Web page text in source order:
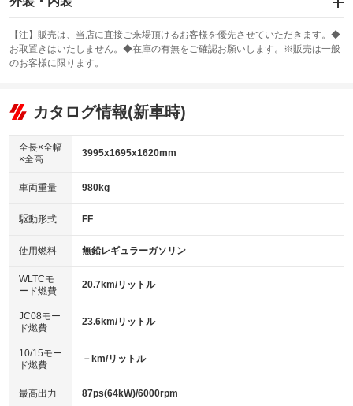
：装備あり
：装備なし
サンルーフ
：装備なし ABS
リフトアップ
：装備なし
：装備なし
パワーウィンドウ
アイドリングストップ
：装備あり
USB入力端子
：装備あり
100V電源
：装備なし
センターデフロック
：装備なし
電動格納ミラー
：装備あり
カーナビ：メモリーナビ他
：装備あり
TV：フルセグ
：装備あり
ビジュアル：-／DVD再生
：装備あり
：装備あり
革シート
キーレス
HID(キセノンライト)
：装備なし
バックカメラ
：装備あり
エアロ
：装備なし
：装備なし
パワーシート
ベンチシート
：装備なし
チップアップシート
：装備なし
【注】販売は、当店に直接ご来場頂けるお客様を優先させていただきます。◆
お取置きはいたしません。◆在庫の有無をご確認お願いします。※販売は一般
のお客様に限ります。
カタログ情報(新車時)
全長×全幅
×全高
3995x1695x1620mm
車両重量 980kg
駆動形式 FF
使用燃料 無鉛レギュラーガソリン
WLTCモ
ード燃費
20.7km/リットル
JC08モー
ド燃費
23.6km/リットル
10/15モー
ド燃費
－km/リットル
最高出力 87ps(64kW)/6000rpm